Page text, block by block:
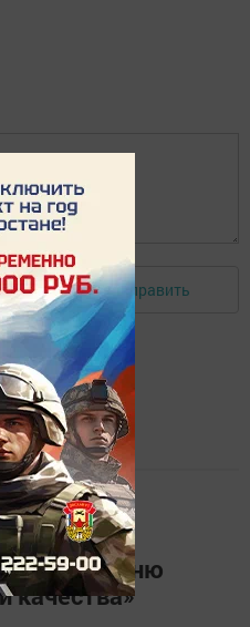
Отправить
дню
качества»